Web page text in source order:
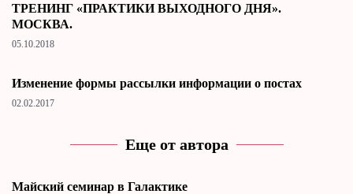
ТРЕНИНГ «ПРАКТИКИ ВЫХОДНОГО ДНЯ».
МОСКВА.
05.10.2018
Изменение формы рассылки информации о постах
02.02.2017
Еще от автора
Майский семинар в Галактике